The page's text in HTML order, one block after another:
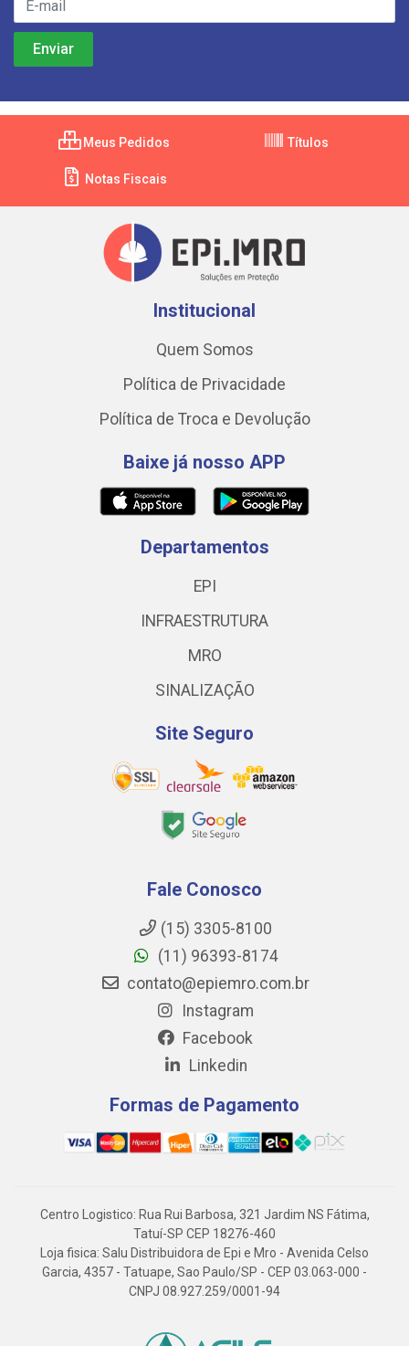
Meus Pedidos Títulos
Notas Fiscais
Institucional
Quem Somos
Política de Privacidade
Política de Troca e Devolução
Baixe já nosso APP
Departamentos
EPI
INFRAESTRUTURA
MRO
SINALIZAÇÃO
Site Seguro
Fale Conosco
(15) 3305-8100
(11) 96393-8174
contato@epiemro.com.br
Instagram
Facebook
Linkedin
Formas de Pagamento
Centro Logistico: Rua Rui Barbosa, 321 Jardim NS Fátima,
Tatuí-SP CEP 18276-460
Loja fisica: Salu Distribuidora de Epi e Mro - Avenida Celso
Garcia, 4357 - Tatuape, Sao Paulo/SP - CEP 03.063-000 -
CNPJ 08.927.259/0001-94